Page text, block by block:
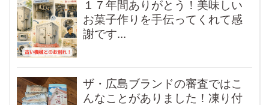
１７年間ありがとう！美味しい
お菓子作りを手伝ってくれて感
謝です...
ザ・広島ブランドの審査ではこ
んなことがありました！凍り付